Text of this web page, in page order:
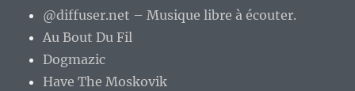
@diffuser.net – Musique libre à écouter.
Au Bout Du Fil
Dogmazic
Have The Moskovik